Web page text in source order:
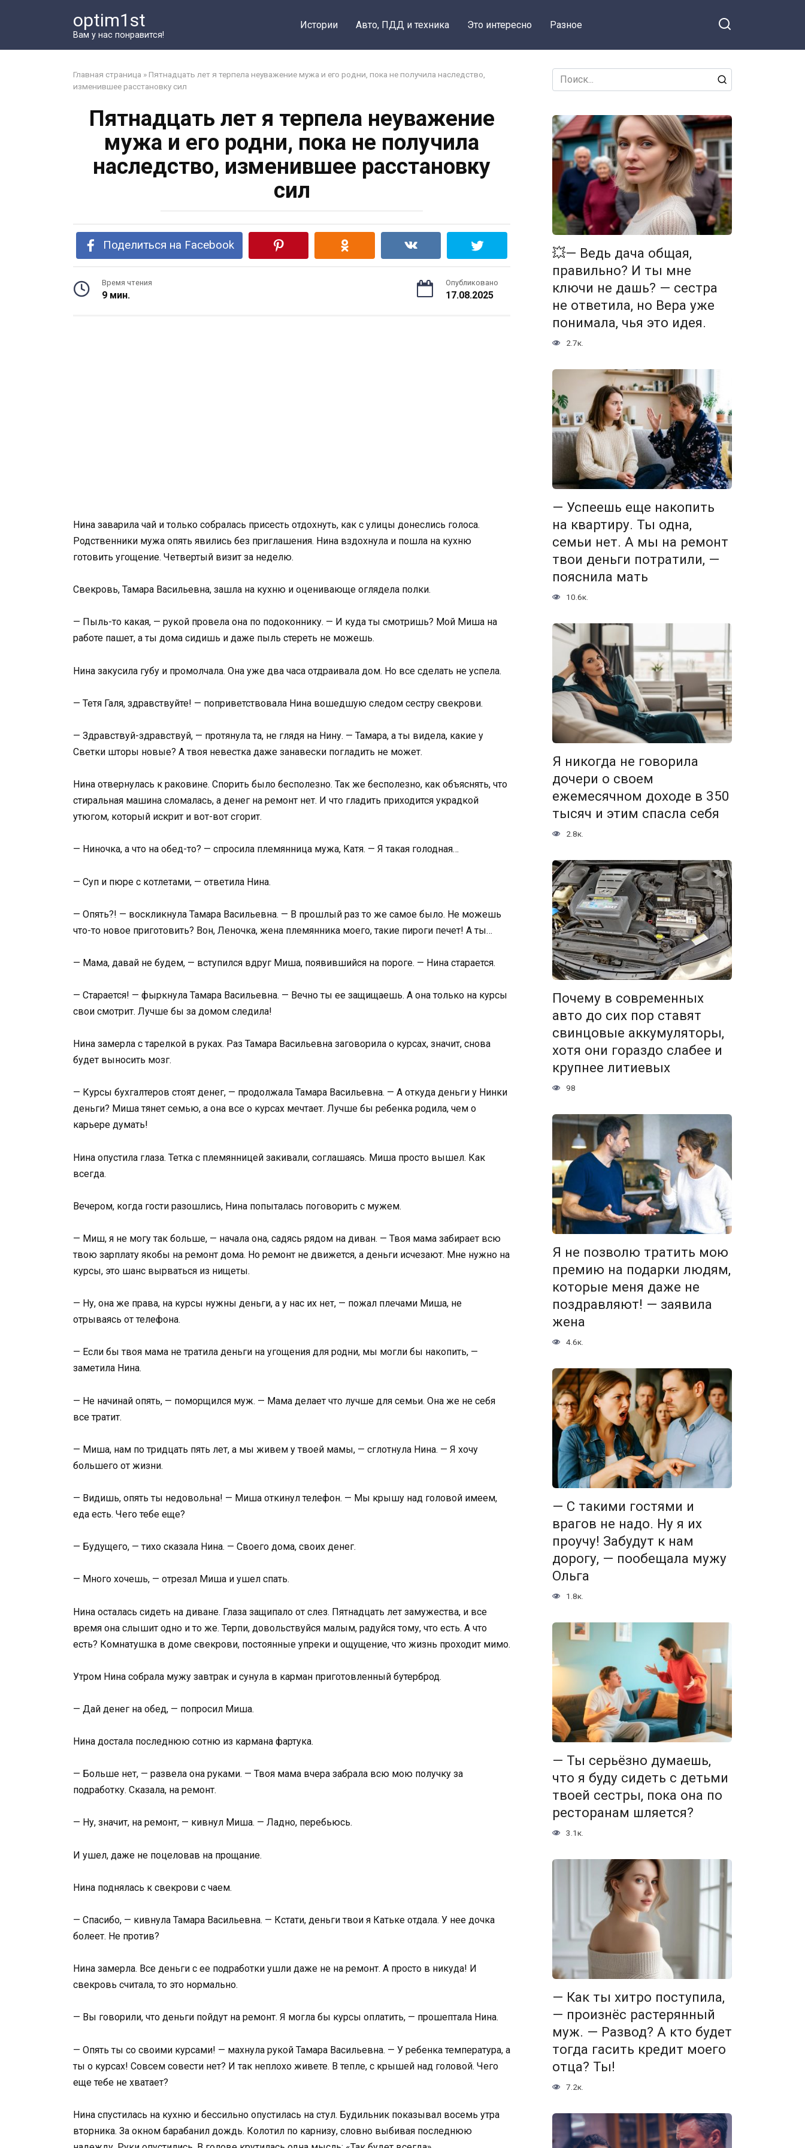
optim1st
Вам у нас понравится!
Истории Авто, ПДД и техника Это интересно Разное
Главная страница » Пятнадцать лет я терпела неуважение мужа и его родни, пока не получила наследство,
изменившее расстановку сил
Пятнадцать лет я терпела неуважение
мужа и его родни, пока не получила
наследство, изменившее расстановку
сил
Поделиться на Facebook
Время чтения
9 мин.
Опубликовано
17.08.2025
Нина заварила чай и только собралась присесть отдохнуть, как с улицы донеслись голоса.
Родственники мужа опять явились без приглашения. Нина вздохнула и пошла на кухню
готовить угощение. Четвертый визит за неделю.
Свекровь, Тамара Васильевна, зашла на кухню и оценивающе оглядела полки.
— Пыль-то какая, — рукой провела она по подоконнику. — И куда ты смотришь? Мой Миша на
работе пашет, а ты дома сидишь и даже пыль стереть не можешь.
Нина закусила губу и промолчала. Она уже два часа отдраивала дом. Но все сделать не успела.
— Тетя Галя, здравствуйте! — поприветствовала Нина вошедшую следом сестру свекрови.
— Здравствуй-здравствуй, — протянула та, не глядя на Нину. — Тамара, а ты видела, какие у
Светки шторы новые? А твоя невестка даже занавески погладить не может.
Нина отвернулась к раковине. Спорить было бесполезно. Так же бесполезно, как объяснять, что
стиральная машина сломалась, а денег на ремонт нет. И что гладить приходится украдкой
утюгом, который искрит и вот-вот сгорит.
— Ниночка, а что на обед-то? — спросила племянница мужа, Катя. — Я такая голодная…
— Суп и пюре с котлетами, — ответила Нина.
— Опять?! — воскликнула Тамара Васильевна. — В прошлый раз то же самое было. Не можешь
что-то новое приготовить? Вон, Леночка, жена племянника моего, такие пироги печет! А ты…
— Мама, давай не будем, — вступился вдруг Миша, появившийся на пороге. — Нина старается.
— Старается! — фыркнула Тамара Васильевна. — Вечно ты ее защищаешь. А она только на курсы
свои смотрит. Лучше бы за домом следила!
Нина замерла с тарелкой в руках. Раз Тамара Васильевна заговорила о курсах, значит, снова
будет выносить мозг.
— Курсы бухгалтеров стоят денег, — продолжала Тамара Васильевна. — А откуда деньги у Нинки
деньги? Миша тянет семью, а она все о курсах мечтает. Лучше бы ребенка родила, чем о
карьере думать!
Нина опустила глаза. Тетка с племянницей закивали, соглашаясь. Миша просто вышел. Как
всегда.
Вечером, когда гости разошлись, Нина попыталась поговорить с мужем.
— Миш, я не могу так больше, — начала она, садясь рядом на диван. — Твоя мама забирает всю
твою зарплату якобы на ремонт дома. Но ремонт не движется, а деньги исчезают. Мне нужно на
курсы, это шанс вырваться из нищеты.
— Ну, она же права, на курсы нужны деньги, а у нас их нет, — пожал плечами Миша, не
отрываясь от телефона.
— Если бы твоя мама не тратила деньги на угощения для родни, мы могли бы накопить, —
заметила Нина.
— Не начинай опять, — поморщился муж. — Мама делает что лучше для семьи. Она же не себя
все тратит.
— Миша, нам по тридцать пять лет, а мы живем у твоей мамы, — сглотнула Нина. — Я хочу
большего от жизни.
— Видишь, опять ты недовольна! — Миша откинул телефон. — Мы крышу над головой имеем,
еда есть. Чего тебе еще?
— Будущего, — тихо сказала Нина. — Своего дома, своих денег.
— Много хочешь, — отрезал Миша и ушел спать.
Нина осталась сидеть на диване. Глаза защипало от слез. Пятнадцать лет замужества, и все
время она слышит одно и то же. Терпи, довольствуйся малым, радуйся тому, что есть. А что
есть? Комнатушка в доме свекрови, постоянные упреки и ощущение, что жизнь проходит мимо.
Утром Нина собрала мужу завтрак и сунула в карман приготовленный бутерброд.
— Дай денег на обед, — попросил Миша.
Нина достала последнюю сотню из кармана фартука.
— Больше нет, — развела она руками. — Твоя мама вчера забрала всю мою получку за
подработку. Сказала, на ремонт.
— Ну, значит, на ремонт, — кивнул Миша. — Ладно, перебьюсь.
И ушел, даже не поцеловав на прощание.
Нина поднялась к свекрови с чаем.
— Спасибо, — кивнула Тамара Васильевна. — Кстати, деньги твои я Катьке отдала. У нее дочка
болеет. Не против?
Нина замерла. Все деньги с ее подработки ушли даже не на ремонт. А просто в никуда! И
свекровь считала, то это нормально.
— Вы говорили, что деньги пойдут на ремонт. Я могла бы курсы оплатить, — прошептала Нина.
— Опять ты со своими курсами! — махнула рукой Тамара Васильевна. — У ребенка температура, а
ты о курсах! Совсем совести нет? И так неплохо живете. В тепле, с крышей над головой. Чего
еще тебе не хватает?
Нина спустилась на кухню и бессильно опустилась на стул. Будильник показывал восемь утра
вторника. За окном барабанил дождь. Колотил по карнизу, словно выбивая последнюю
Search
for:
💥— Ведь дача общая,
правильно? И ты мне
ключи не дашь? — сестра
не ответила, но Вера уже
понимала, чья это идея.
2.7к.
— Успеешь еще накопить
на квартиру. Ты одна,
семьи нет. А мы на ремонт
твои деньги потратили, —
пояснила мать
10.6к.
Я никогда не говорила
дочери о своем
ежемесячном доходе в 350
тысяч и этим спасла себя
2.8к.
Почему в современных
авто до сих пор ставят
свинцовые аккумуляторы,
хотя они гораздо слабее и
крупнее литиевых
98
Я не позволю тратить мою
премию на подарки людям,
которые меня даже не
поздравляют! — заявила
жена
4.6к.
— С такими гостями и
врагов не надо. Ну я их
проучу! Забудут к нам
дорогу, — пообещала мужу
Ольга
1.8к.
— Ты серьёзно думаешь,
что я буду сидеть с детьми
твоей сестры, пока она по
ресторанам шляется?
3.1к.
— Как ты хитро поступила,
— произнёс растерянный
муж. — Развод? А кто будет
тогда гасить кредит моего
отца? Ты!
7.2к.